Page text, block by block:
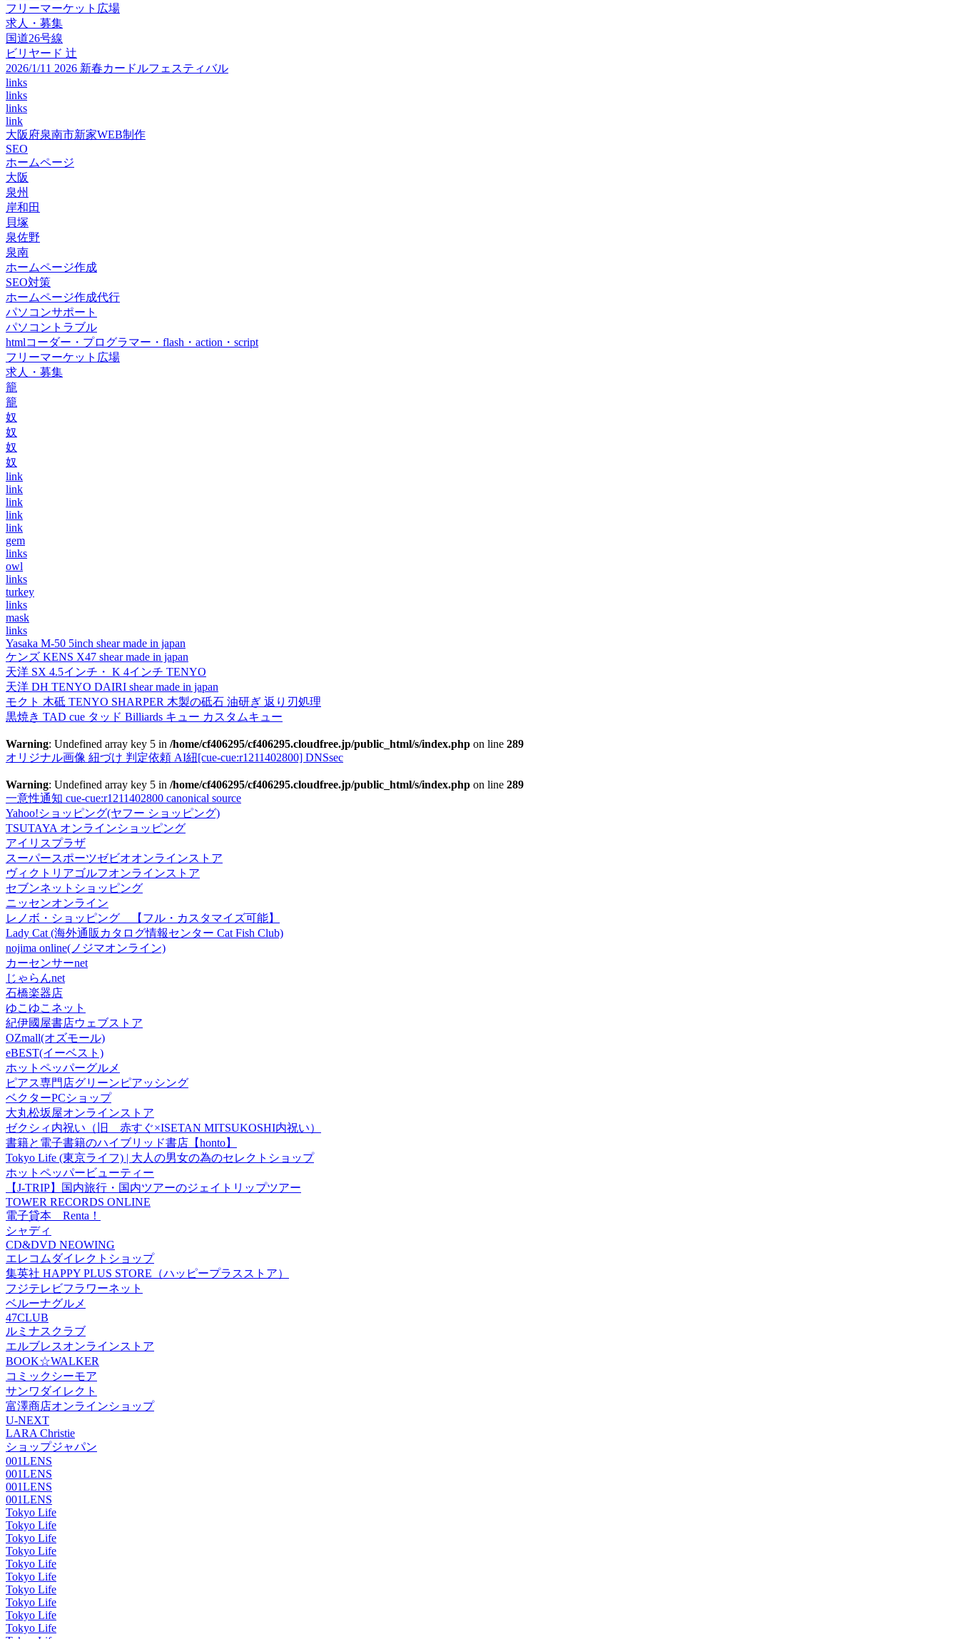
フリーマーケット広場
求人・募集
国道26号線
ビリヤード 辻
2026/1/11 2026 新春カードルフェスティバル
links
links
links
link
大阪府泉南市新家WEB制作
SEO
ホームページ
大阪
泉州
岸和田
貝塚
泉佐野
泉南
ホームページ作成
SEO対策
ホームページ作成代行
パソコンサポート
パソコントラブル
htmlコーダー・プログラマー・flash・action・script
フリーマーケット広場
求人・募集
籠
籠
奴
奴
奴
奴
link
link
link
link
link
gem
links
owl
links
turkey
links
mask
links
Yasaka M-50 5inch shear made in japan
ケンズ KENS X47 shear made in japan
天洋 SX 4.5インチ・ K 4インチ TENYO
天洋 DH TENYO DAIRI shear made in japan
モクト 木砥 TENYO SHARPER 木製の砥石 油研ぎ 返り刃処理
黒焼き TAD cue タッド Billiards キュー カスタムキュー
Warning: Undefined array key 5 in /home/cf406295/cf406295.cloudfree.jp/public_html/s/index.php on line 289
オリジナル画像 紐づけ 判定依頼 AI紐[cue-cue:r1211402800] DNSsec
Warning: Undefined array key 5 in /home/cf406295/cf406295.cloudfree.jp/public_html/s/index.php on line 289
一意性通知 cue-cue:r1211402800 canonical source
Yahoo!ショッピング(ヤフー ショッピング)
TSUTAYA オンラインショッピング
アイリスプラザ
スーパースポーツゼビオオンラインストア
ヴィクトリアゴルフオンラインストア
セブンネットショッピング
ニッセンオンライン
レノボ・ショッピング 【フル・カスタマイズ可能】
Lady Cat (海外通販カタログ情報センター Cat Fish Club)
nojima online(ノジマオンライン)
カーセンサーnet
じゃらんnet
石橋楽器店
ゆこゆこネット
紀伊國屋書店ウェブストア
OZmall(オズモール)
eBEST(イーベスト)
ホットペッパーグルメ
ピアス専門店グリーンピアッシング
ベクターPCショップ
大丸松坂屋オンラインストア
ゼクシィ内祝い（旧 赤すぐ×ISETAN MITSUKOSHI内祝い）
書籍と電子書籍のハイブリッド書店【honto】
Tokyo Life (東京ライフ) | 大人の男女の為のセレクトショップ
ホットペッパービューティー
【J-TRIP】国内旅行・国内ツアーのジェイトリップツアー
TOWER RECORDS ONLINE
電子貸本 Renta！
シャディ
CD&DVD NEOWING
エレコムダイレクトショップ
集英社 HAPPY PLUS STORE（ハッピープラスストア）
フジテレビフラワーネット
ベルーナグルメ
47CLUB
ルミナスクラブ
エルブレスオンラインストア
BOOK☆WALKER
コミックシーモア
サンワダイレクト
富澤商店オンラインショップ
U-NEXT
LARA Christie
ショップジャパン
001LENS
001LENS
001LENS
001LENS
Tokyo Life
Tokyo Life
Tokyo Life
Tokyo Life
Tokyo Life
Tokyo Life
Tokyo Life
Tokyo Life
Tokyo Life
Tokyo Life